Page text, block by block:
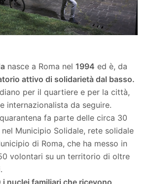
nasce a Roma nel 1994 ed è, da
attivo di solidarietà dal basso.
per il quartiere e per la città,
internazionalista da seguire.
fa parte delle circa 30
Municipio Solidale, rete solidale
di Roma, che ha messo in
volontari su un territorio di oltre